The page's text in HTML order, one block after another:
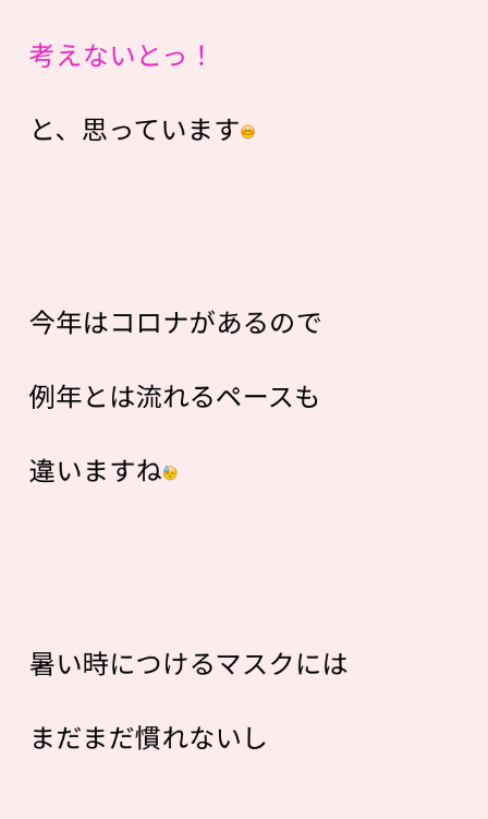
考えないとっ！
と、思っています
今年はコロナがあるので
例年とは流れるペースも
違いますね
暑い時につけるマスクには
まだまだ慣れないし